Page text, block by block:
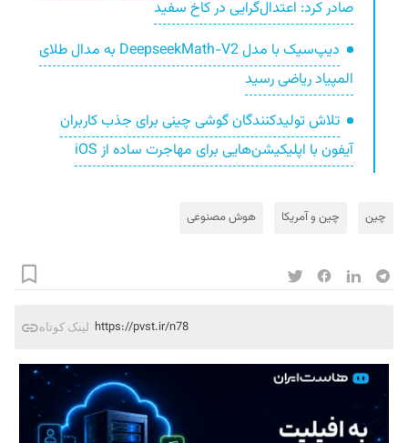
صادر کرد: اعتدال‌گرایی در کاخ سفید
دیپ‌سیک با مدل DeepseekMath-V2 به مدال طلای
المپیاد ریاضی رسید
تلاش تولیدکنندگان گوشی چینی برای جذب کاربران
آیفون با اپلیکیشن‌‌هایی برای مهاجرت ساده از iOS
چین چین و آمریکا هوش مصنوعی
لینک کوتاه https://pvst.ir/n78